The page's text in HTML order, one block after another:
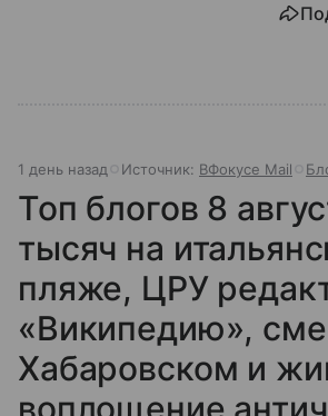
1 день назад Источник: ВФокусе Mail
Топ блогов 8
тысяч на
пляже, ЦРУ
«Википедию»,
Хабаровском и
воплощение